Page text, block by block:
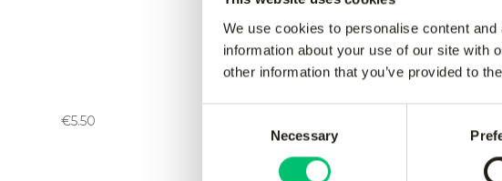
We use cookies to personalise content
information about your use of our site with
other information that you’ve provided to
Necessary
Storm spare strap set kickers-
€5.50
Rise spare strap
green